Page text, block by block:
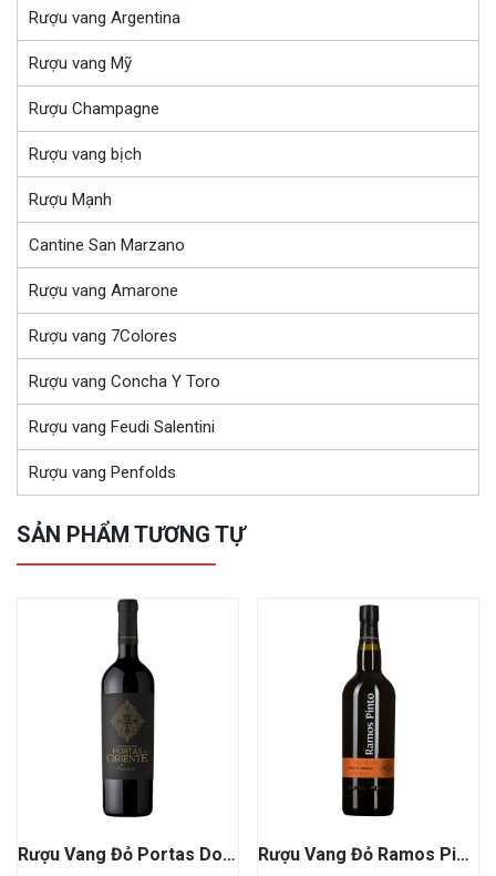
Rượu vang Argentina
Rượu vang Mỹ
Rượu Champagne
Rượu vang bịch
Rượu Mạnh
Cantine San Marzano
Rượu vang Amarone
Rượu vang 7Colores
Rượu vang Concha Y Toro
Rượu vang Feudi Salentini
Rượu vang Penfolds
SẢN PHẨM TƯƠNG TỰ
Rượu Vang Đỏ Portas Do Oriente Reserva Rượu Vang Đỏ Ramos Pinto Porto Tawny